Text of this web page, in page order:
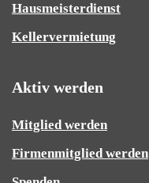
Hausmeisterdienst
Kellervermietung
Aktiv werden
Mitglied werden
Firmenmitglied werden